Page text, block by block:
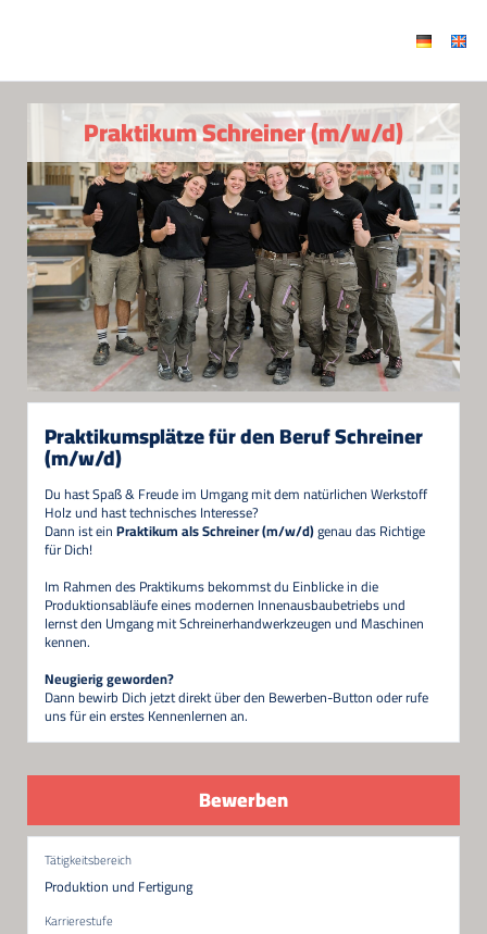
Praktikum Schreiner (m/w/d)
Praktikumsplätze für den Beruf Schreiner
(m/w/d)
Du hast Spaß & Freude im Umgang mit dem natürlichen Werkstoff
Holz und hast technisches Interesse?
Dann ist einPraktikum als Schreiner (m/w/d)genau das Richtige
für Dich!
Im Rahmen des Praktikums bekommst du Einblicke in die
Produktionsabläufe eines modernen Innenausbaubetriebs und
lernst den Umgang mit Schreinerhandwerkzeugen und Maschinen
kennen.
Neugierig geworden?
Dann bewirb Dich jetzt direkt über den Bewerben-Button oder rufe
uns für ein erstes Kennenlernen an.
Bewerben
Tätigkeitsbereich
Produktion und Fertigung
Karrierestufe